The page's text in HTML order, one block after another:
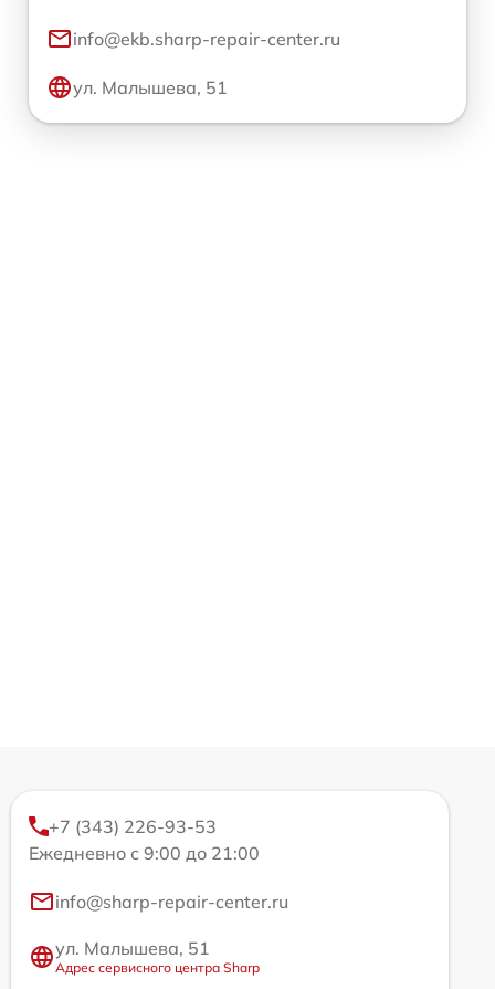
info@ekb.sharp-repair-center.ru
ул. Малышева, 51
+7 (343) 226-93-53
Ежедневно с 9:00 до 21:00
info@sharp-repair-center.ru
ул. Малышева, 51
Адрес сервисного центра Sharp